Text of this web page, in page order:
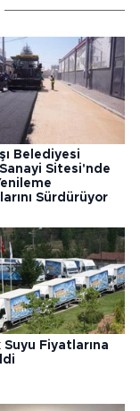
Belediyesi
Sitesi'nde
Sürdürüyor
Suyu Fiyatlarına